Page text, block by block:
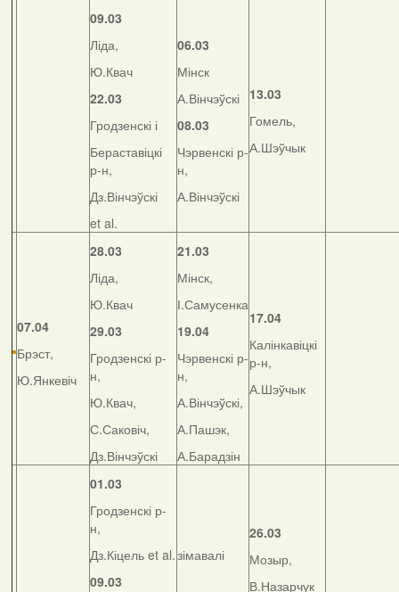
09.03
Ліда,
Ю.Квач
22.03
Гродзенскі і
Бераставіцкі
р-н,
Дз.Вінчэўскі
et al.
06.03
Мінск
А.Вінчэўскі
08.03
Чэрвенскі р-
н,
А.Вінчэўскі
13.03
Гомель,
А.Шэўчык
07.04
Брэст,
Ю.Янкевіч
28.03
Ліда,
Ю.Квач
29.03
Гродзенскі р-
н,
Ю.Квач,
С.Саковіч,
Дз.Вінчэўскі
21.03
Мінск,
І.Самусенка
19.04
Чэрвенскі р-
н,
А.Вінчэўскі,
А.Пашэк,
А.Барадзін
17.04
Калінкавіцкі
р-н,
А.Шэўчык
01.03
Гродзенскі р-
н,
Дз.Кіцель et al.
09.03
зімавалі
26.03
Мозыр,
В.Назарчук